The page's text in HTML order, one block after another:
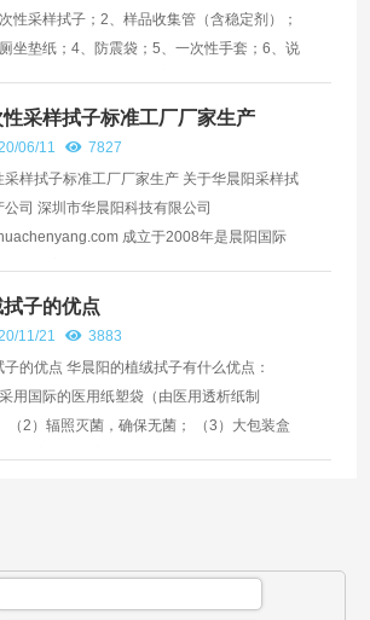
性采样拭子；2、样品收集管（含稳定剂）；
坐垫纸；4、防震袋；5、一次性手套；6、说
性采样拭子标准工厂厂家生产
06/11
7827
采样拭子标准工厂厂家生产 关于华晨阳采样拭
公司 深圳市华晨阳科技有限公司
成立于2008年是晨阳国际
唾液采集器，医用...
子的优点
11/21
3883
子的优点 华晨阳的植绒拭子有什么优点：
采用国际的医用纸塑袋（由医用透析纸制
（2）辐照灭菌，确保无菌； （3）大包装盒